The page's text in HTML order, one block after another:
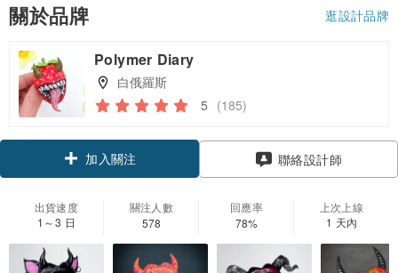
關於品牌 逛設計品牌
Polymer Diary
白俄羅斯
5 (185)
加入關注 聯絡設計師
出貨速度
1～3 日
關注人數
578
回應率
78%
上次上線
1 天內